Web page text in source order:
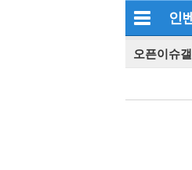
인
오픈이슈